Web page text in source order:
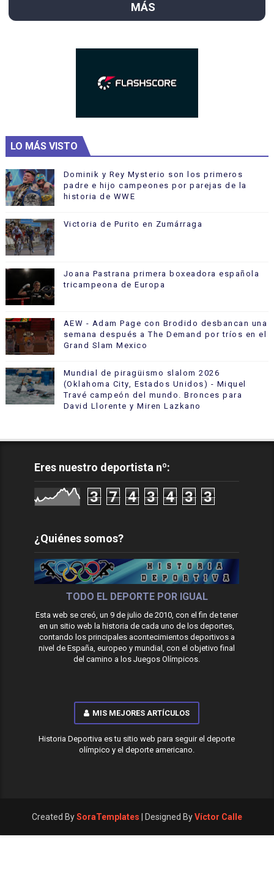
MÁS
LO MÁS VISTO
Dominik y Rey Mysterio son los primeros
padre e hijo campeones por parejas de la
historia de WWE
Victoria de Purito en Zumárraga
Joana Pastrana primera boxeadora española
tricampeona de Europa
AEW - Adam Page con Brodido desbancan una
semana después a The Demand por tríos en el
Grand Slam Mexico
Mundial de piragüismo slalom 2026
(Oklahoma City, Estados Unidos) - Miquel
Travé campeón del mundo. Bronces para
David Llorente y Miren Lazkano
Eres nuestro deportista nº:
3 7 4 3 4 3 3
¿Quiénes somos?
TODO EL DEPORTE POR IGUAL
Esta web se creó, un 9 de julio de 2010, con el fin de tener
en un sitio web la historia de cada uno de los deportes,
contando los principales acontecimientos deportivos a
nivel de España, europeo y mundial, con el objetivo final
del camino a los Juegos Olímpicos.
MIS MEJORES ARTÍCULOS
Historia Deportiva es tu sitio web para seguir el deporte
olímpico y el deporte americano.
Created BySoraTemplates | Designed ByVíctor Calle